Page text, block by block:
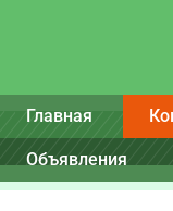
Главная
Объявления